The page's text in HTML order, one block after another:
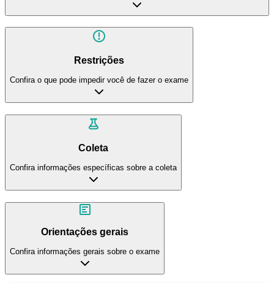
Restrições
Confira o que pode impedir você de fazer o exame
Coleta
Confira informações específicas sobre a coleta
Orientações gerais
Confira informações gerais sobre o exame